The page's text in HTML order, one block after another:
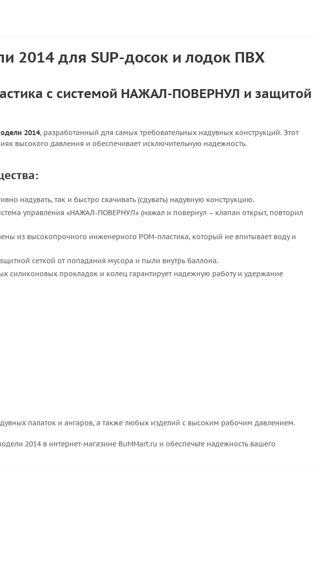
2014 для SUP-досок и лодок ПВХ
с системой НАЖАЛ-ПОВЕРНУЛ и защитой
2014, разработанный для самых требовательных надувных конструкций. Этот
высокого давления и обеспечивает исключительную надежность.
надувать, так и быстро скачивать (сдувать) надувную конструкцию.
управления «НАЖАЛ-ПОВЕРНУЛ» (нажал и повернул – клапан открыт, повторил
из высокопрочного инженерного POM-пластика, который не впитывает воду и
сеткой от попадания мусора и пыли внутрь баллона.
силиконовых прокладок и колец гарантирует надежную работу и удержание
палаток и ангаров, а также любых изделий с высоким рабочим давлением.
2014 в интернет-магазине BuMMart.ru и обеспечьте надежность вашего